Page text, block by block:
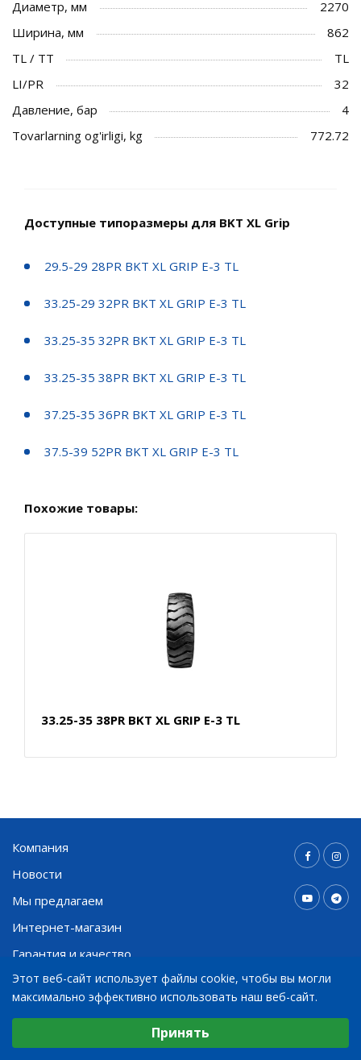
Диаметр, мм
2270
Ширина, мм
862
TL / TT
TL
LI/PR
32
Давление, бар
4
Tovarlarning og'irligi, kg
772.72
Доступные типоразмеры для BKT XL Grip
29.5-29 28PR BKT XL GRIP E-3 TL
33.25-29 32PR BKT XL GRIP E-3 TL
33.25-35 32PR BKT XL GRIP E-3 TL
33.25-35 38PR BKT XL GRIP E-3 TL
37.25-35 36PR BKT XL GRIP E-3 TL
37.5-39 52PR BKT XL GRIP E-3 TL
Похожие товары:
33.25-35 38PR BKT XL GRIP E-3 TL
Компания
Новости
Мы предлагаем
Интернет-магазин
Гарантия и качество
Контакты
info@bohnenkamp.uz
Этот веб-сайт использует файлы cookie, чтобы вы могли
максимально эффективно использовать наш веб-сайт.
Выберите настройки cookie
Принять